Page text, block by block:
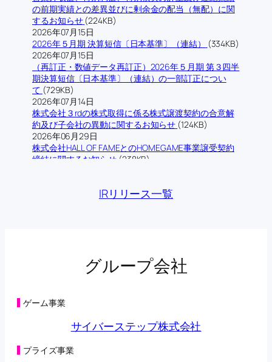
の前期実績との差異並びに剰余金の配当（無配）に関
するお知らせ (224KB)
2026年07月15日
2026年５月期 決算短信〔日本基準〕（連結）
(334KB)
2026年07月15日
（再訂正・数値データ再訂正）2026年５月期 第３四半
期決算短信〔日本基準〕（連結）の一部訂正につい
て (729KB)
2026年07月14日
株式会社３rdの株式取得に係る株式譲渡契約の合意解
約及び子会社の異動に関するお知らせ (124KB)
2026年06月29日
株式会社HALL OF FAMEとのHOMEGAME事業譲受契約
締結に関するお知らせ (238KB)
(193KB)
主要株主の異動に関するお知らせ(134KB)
2026年05月29日
滅並びに特別利益の計上に関するお知らせ
2026年05月29日
第三者割当により調達した資金の支出予定時期の変更
に関するお知らせ(198KB)
2026年05月28日
主要株主の異動に関するお知らせ
IRリリース一覧
グループ会社
ゲーム事業
サイバーステップ株式会社
プライズ事業